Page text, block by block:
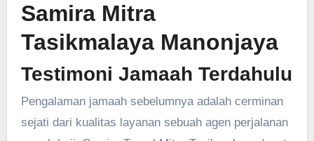
Samira Mitra
Tasikmalaya Manonjaya
Testimoni Jamaah Terdahulu
Pengalaman jamaah sebelumnya adalah cerminan
sejati dari kualitas layanan sebuah agen perjalanan